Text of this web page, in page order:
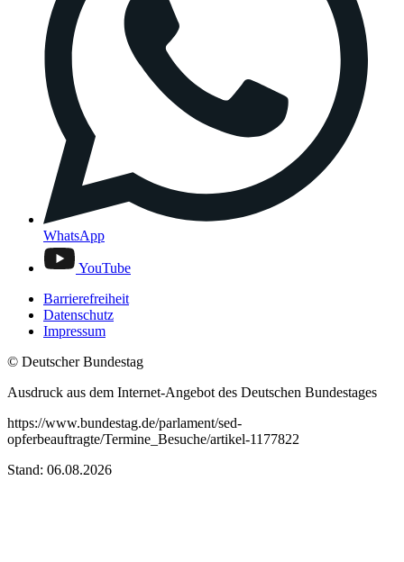
WhatsApp
YouTube
Barrierefreiheit
Datenschutz
Impressum
© Deutscher Bundestag
Ausdruck aus dem Internet-Angebot des Deutschen Bundestages
https://www.bundestag.de/parlament/sed-
opferbeauftragte/Termine_Besuche/artikel-1177822
Stand: 06.08.2026